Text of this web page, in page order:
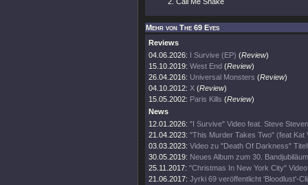
Mehr von The 69 Eyes
Reviews
04.06.2026: I Survive (EP) (Review)
15.10.2019: West End (Review)
26.04.2016: Universal Monsters (Review)
04.10.2012: X (Review)
15.05.2002: Paris Kills (Review)
News
12.01.2026: "I Survive" Video feat. Steve
21.04.2023: "This Murder Takes Two" (feat Kat
03.03.2023: Video zu "Death Of Darkness"
30.05.2019: Neues Album zum 30. Bandjubiläum
25.11.2017: "Christmas In New York City" Video
21.06.2017: Jyrki 69 veröffentlicht 'Bloodlust'-